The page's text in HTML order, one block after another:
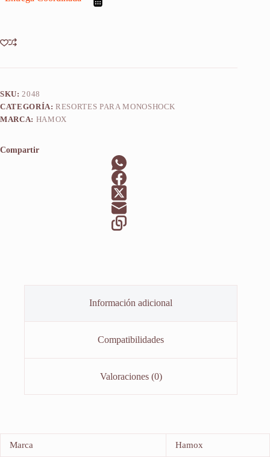
SKU: 2048
CATEGORÍA:RESORTES PARA MONOSHOCK
MARCA: HAMOX
Compartir
Información adicional
Compatibilidades
Valoraciones (0)
Marca Hamox